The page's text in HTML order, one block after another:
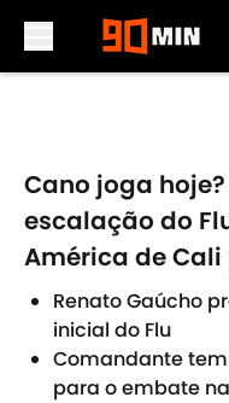
Cano joga
escalação do
América de
Renato Gaúcho
inicial do Flu
Comandante
para o embate